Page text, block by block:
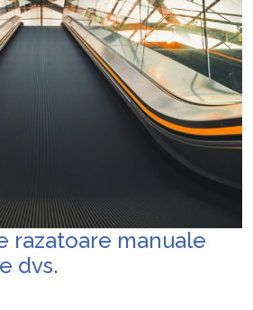
razatoare manuale
dvs.